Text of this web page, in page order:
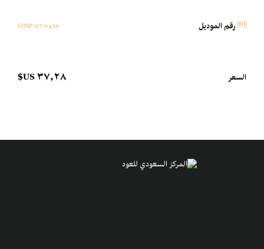
رقم الموديل SIMP-07-0439
السعر ٣٧٫٢٨ US$